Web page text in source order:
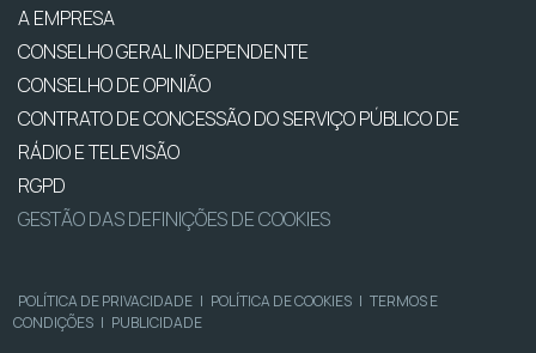
A EMPRESA
CONSELHO GERAL INDEPENDENTE
CONSELHO DE OPINIÃO
CONTRATO DE CONCESSÃO DO SERVIÇO PÚBLICO DE
RÁDIO E TELEVISÃO
RGPD
GESTÃO DAS DEFINIÇÕES DE COOKIES
POLÍTICA DE PRIVACIDADE | POLÍTICA DE COOKIES | TERMOS E
CONDIÇÕES | PUBLICIDADE